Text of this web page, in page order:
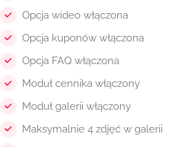
Opcja wideo włączona
Opcja kuponów włączona
Opcja FAQ włączona
Moduł cennika włączony
Moduł galerii włączony
Maksymalnie 4 zdjęć w galerii